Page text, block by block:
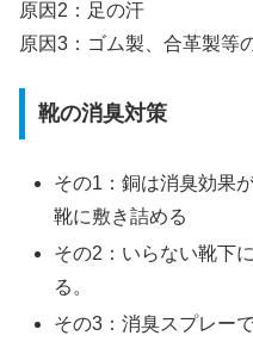
原因2：足の汗
原因3：ゴム製、合革製等
靴の消臭対策
その1：銅は消臭効果
靴に敷き詰める
その2：いらない靴下
る。
その3：消臭スプレー